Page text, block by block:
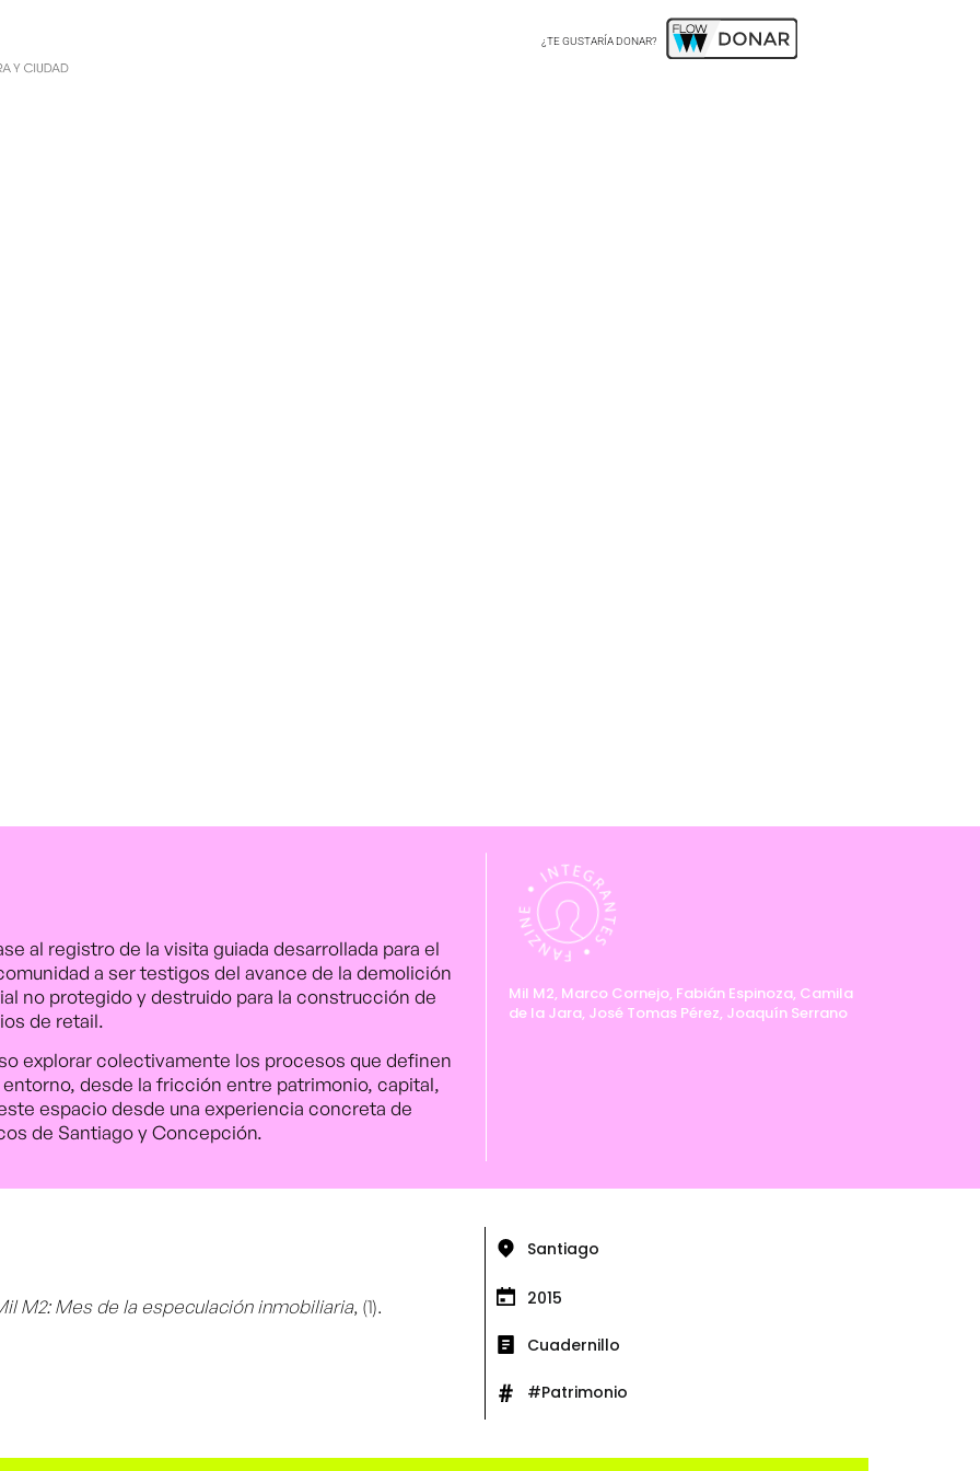
¿TE GUSTARÍA DONAR?
al registro de la visita guiada desarrollada para el
a ser testigos del avance de la demolición
no protegido y destruido para la construcción de
de retail.
explorar colectivamente los procesos que definen
desde la fricción entre patrimonio, capital,
espacio desde una experiencia concreta de
de Santiago y Concepción.
Mil M2, Marco Cornejo, Fabián Espinoza, Camila
de la Jara, José Tomas Pérez, Joaquín Serrano
M2: Mes de la especulación inmobiliaria, (1).
Santiago
2015
Cuadernillo
#Patrimonio